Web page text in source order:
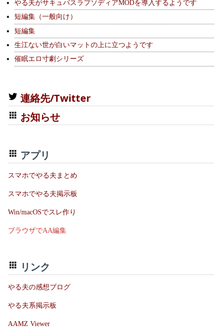
やる夫がサキュバスラプソディアMODを導入するようです
短編集（一般向け）
短編集
生江ない世が白いマットの上に立つようです
催眠エロ寸劇シリーズ
連絡先/Twitter
お知らせ
アプリ
スマホでやる夫まとめ
スマホでやる夫掲示板
Win/macOSでスレ作り
ブラウザでAA編集
リンク
やる夫の感想ブログ
やる夫系掲示板
AAMZ Viewer